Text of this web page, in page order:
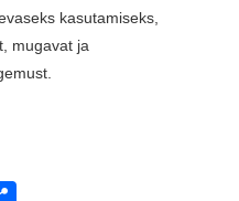
kasutamiseks,
mugavat ja